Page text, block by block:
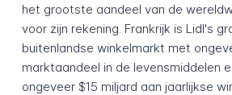
het grootste aandeel van de
voor zijn rekening. Frankrijk is Lidl's
buitenlandse winkelmarkt met
marktaandeel in de levensmiddelen
ongeveer $15 miljard aan jaarlijkse